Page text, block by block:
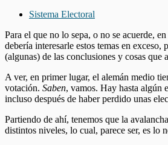
Sistema Electoral
Para el que no lo sepa, o no se acuerde,
debería interesarle estos temas en
(algunas) de las conclusiones y cosas que
A ver, en primer lugar, el alemán medio
votación. Saben, vamos. Hay hasta algún
incluso después de haber perdido unas
Partiendo de ahí, tenemos que la
distintos niveles, lo cual, parece ser, es lo